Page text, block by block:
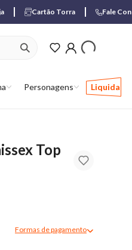
Cartão Torra Fale
Personagens Liquida
ver produtos
Top
Formas de pagamento